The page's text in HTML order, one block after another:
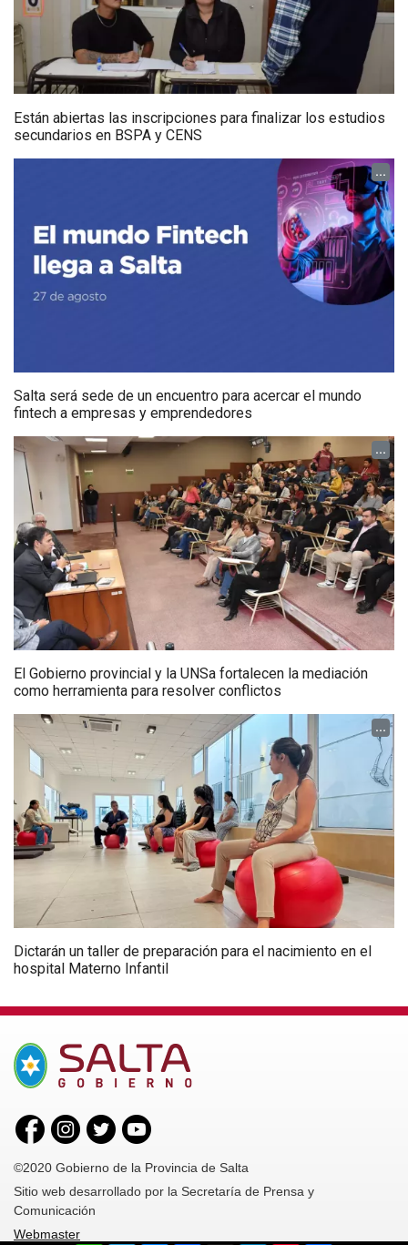
Están abiertas las inscripciones para finalizar los estudios
secundarios en BSPA y CENS
...
Salta será sede de un encuentro para acercar el mundo
fintech a empresas y emprendedores
...
El Gobierno provincial y la UNSa fortalecen la mediación
como herramienta para resolver conflictos
...
Dictarán un taller de preparación para el nacimiento en el
hospital Materno Infantil
©2020 Gobierno de la Provincia de Salta
Sitio web desarrollado por la Secretaría de Prensa y
Comunicación
Webmaster